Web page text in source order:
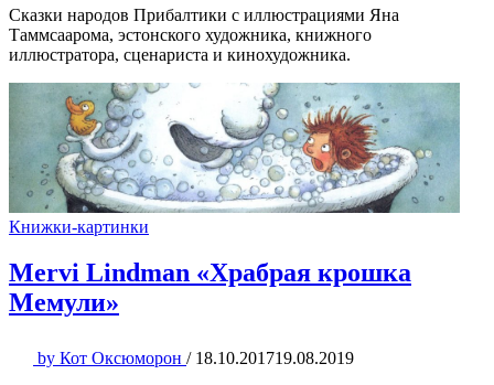
Сказки народов Прибалтики с иллюстрациями Яна
Таммсаарома, эстонского художника, книжного
иллюстратора, сценариста и кинохудожника.
Книжки-картинки
Mervi Lindman «Храбрая крошка
Мемули»
by Кот Оксюморон / 18.10.201719.08.2019